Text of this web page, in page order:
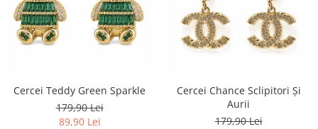
Cercei Teddy Green Sparkle
179,90 Lei
89,90 Lei
Cercei Chance Sclipitori Și
Aurii
179,90 Lei